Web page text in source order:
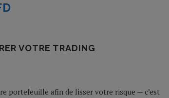
VOTRE TRADING
portefeuille afin de lisser votre risque — c’est